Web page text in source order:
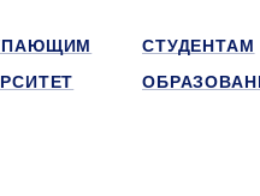
СТУДЕНТАМ